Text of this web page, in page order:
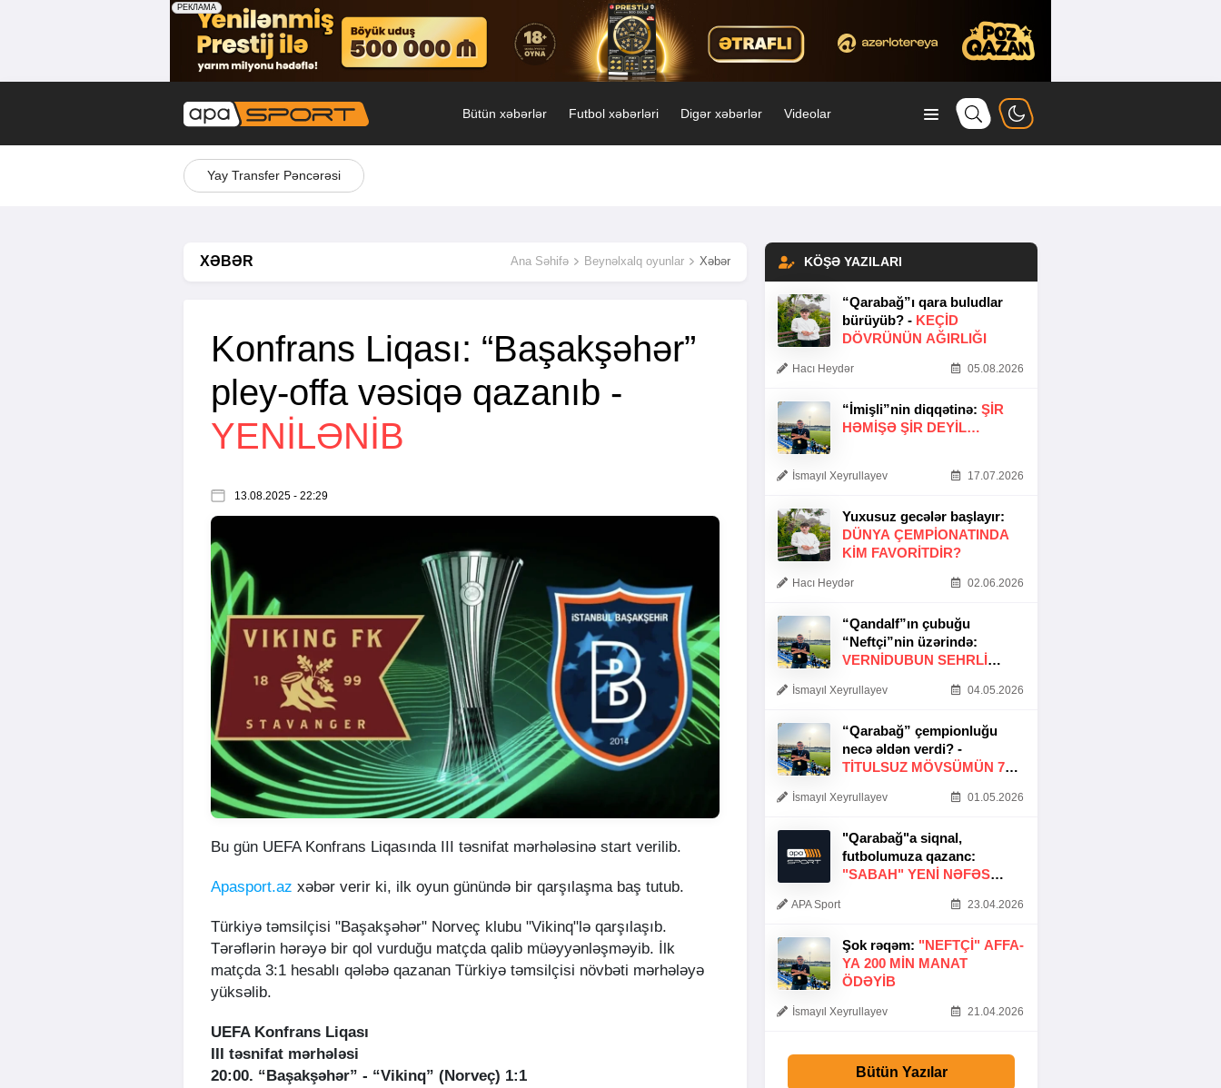
Bütün xəbərlər Futbol xəbərləri Digər xəbərlər Videolar
Yay Transfer Pəncərəsi
XƏBƏR Ana Səhifə Beynəlxalq oyunlar Xəbər
Konfrans Liqası: “Başakşəhər”
pley-offa vəsiqə qazanıb -
YENİLƏNİB
13.08.2025 - 22:29
Bu gün UEFA Konfrans Liqasında III təsnifat mərhələsinə start verilib.
Apasport.az xəbər verir ki, ilk oyun günündə bir qarşılaşma baş tutub.
Türkiyə təmsilçisi "Başakşəhər" Norveç klubu "Vikinq"lə qarşılaşıb.
Tərəflərin hərəyə bir qol vurduğu matçda qalib müəyyənləşməyib. İlk
matçda 3:1 hesablı qələbə qazanan Türkiyə təmsilçisi növbəti mərhələyə
yüksəlib.
UEFA Konfrans Liqası
III təsnifat mərhələsi
20:00. “Başakşəhər” - “Vikinq” (Norveç) 1:1
KÖŞƏ YAZILARI
“Qarabağ”ı qara buludlar
bürüyüb? - KEÇID
DÖVRÜNÜN AĞIRLIĞI
Hacı Heydər 05.08.2026
“İmişli”nin diqqətinə: ŞIR
HƏMIŞƏ ŞIR DEYIL…
İsmayıl Xeyrullayev 17.07.2026
Yuxusuz gecələr başlayır:
DÜNYA ÇEMPIONATINDA
KIM FAVORITDIR?
Hacı Heydər 02.06.2026
“Qandalf”ın çubuğu
“Neftçi”nin üzərində:
VERNİDUBUN SEHRLİ
İsmayıl Xeyrullayev 04.05.2026
“Qarabağ” çempionluğu
necə əldən verdi? -
TITULSUZ MÖVSÜMÜN 7
İsmayıl Xeyrullayev 01.05.2026
"Qarabağ"a siqnal,
futbolumuza qazanc:
"SABAH" YENI NƏFƏS
APA Sport 23.04.2026
Şok rəqəm: "NEFTÇI" AFFA-
YA 200 MIN MANAT
ÖDƏYIB
İsmayıl Xeyrullayev 21.04.2026
Bütün Yazılar